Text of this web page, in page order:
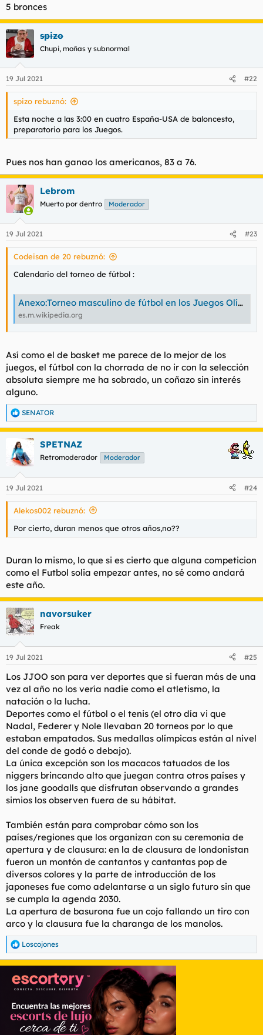
5 bronces
spizo
Chupi, moñas y subnormal
19 Jul 2021 #22
spizo rebuznó:
Esta noche a las 3:00 en cuatro España-USA de baloncesto,
preparatorio para los Juegos.
Pues nos han ganao los americanos, 83 a 76.
Lebrom
Muerto por dentro Moderador
19 Jul 2021 #23
Codeisan de 20 rebuznó:
Calendario del torneo de fútbol :
Anexo:Torneo masculino de fútbol en los Juegos Olímpicos de Tokio 2020 - Wikipedia, la enciclopedia libre
es.m.wikipedia.org
Así como el de basket me parece de lo mejor de los
juegos, el fútbol con la chorrada de no ir con la selección
absoluta siempre me ha sobrado, un coñazo sin interés
alguno.
R
e
c
i
e
s
SENATOR
SPETNAZ
Retromoderador Moderador
19 Jul 2021 #24
Alekos002 rebuznó:
Por cierto, duran menos que otros años,no??
Duran lo mismo, lo que si es cierto que alguna competicion
como el Futbol solia empezar antes, no sé como andará
este año.
navorsuker
Freak
19 Jul 2021 #25
Los JJOO son para ver deportes que si fueran más de una
vez al año no los vería nadie como el atletismo, la
natación o la lucha.
Deportes como el fútbol o el tenis (el otro día vi que
Nadal, Federer y Nole llevaban 20 torneos por lo que
estaban empatados. Sus medallas olímpicas están al nivel
del conde de godó o debajo).
La única excepción son los macacos tatuados de los
niggers brincando alto que juegan contra otros países y
los jane goodalls que disfrutan observando a grandes
simios los observen fuera de su hábitat.
También están para comprobar cómo son los
países/regiones que los organizan con su ceremonia de
apertura y de clausura: en la de clausura de londonistan
fueron un montón de cantantos y cantantas pop de
diversos colores y la parte de introducción de los
japoneses fue como adelantarse a un siglo futuro sin que
se cumpla la agenda 2030.
La apertura de basurona fue un cojo fallando un tiro con
arco y la clausura fue la charanga de los manolos.
R
e
a
c
c
o
n
e
Loscojones